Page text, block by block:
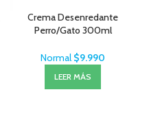
Crema Desenredante
Perro/Gato 300ml
Normal $9.990
LEER MÁS